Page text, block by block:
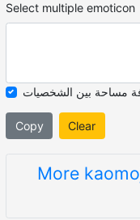
Select multiple emoticon
مساحة بين الشخصيات
Copy Clear
More